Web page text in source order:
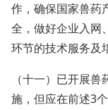
作，确保国家兽药
全，做好企业入网
环节的技术服务及
（十一）已开展
施，但应在前述3